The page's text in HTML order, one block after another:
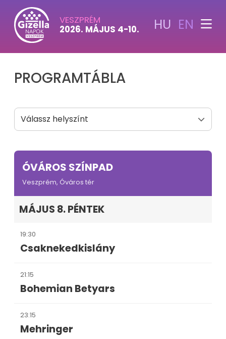
VESZPRÉM
2026. MÁJUS 4-10. HU EN
PROGRAMTÁBLA
ÓVÁROS SZÍNPAD
Veszprém, Óváros tér
MÁJUS 8. PÉNTEK
19:30
Csaknekedkislány
21:15
Bohemian Betyars
23:15
Mehringer